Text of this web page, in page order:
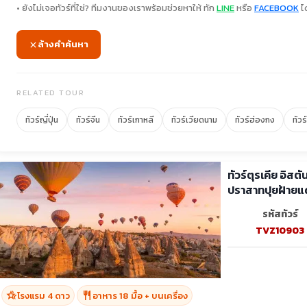
• ยังไม่เจอทัวร์ที่ใช่? ทีมงานของเราพร้อมช่วยหาให้ ทัก LINEหรือ FACEBOOK
ล้างคำค้นหา
RELATED TOUR
ทัวร์ญี่ปุ่น ทัวร์จีน ทัวร์เกาหลี ทัวร์เวียดนาม ทัวร์ฮ่องกง ทัว
ทัวร์ตุรเคีย อิสตั
ปราสาทปุยฝ้าย
รหัสทัวร์
TVZ10903
hotel_classโรงแรม 4 ดาว restaurant อาหาร 18 มื้อ + บนเครื่อง